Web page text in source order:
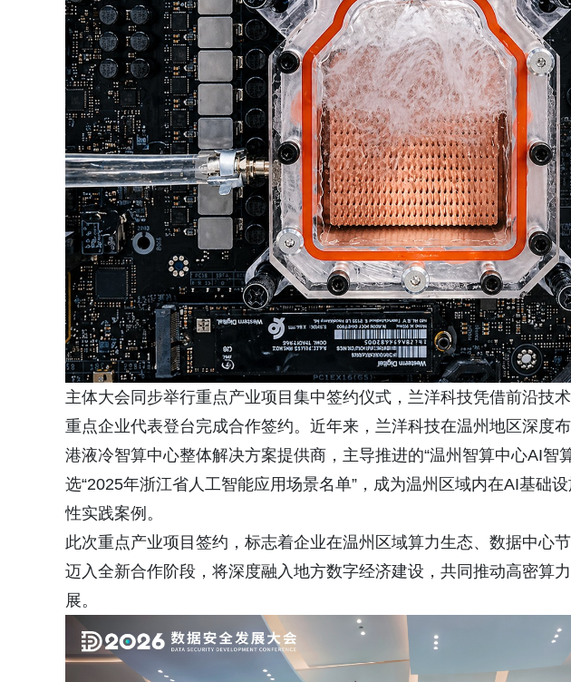
主体大会同步举行重点产业项目集中签约仪式，兰洋科技凭借前沿技
重点企业代表登台完成合作签约。近年来，兰洋科技在温州地区深度
港液冷智算中心整体解决方案提供商，主导推进的“温州智算中心AI智
选“2025年浙江省人工智能应用场景名单”，成为温州区域内在AI基础
性实践案例。
此次重点产业项目签约，标志着企业在温州区域算力生态、数据中心
迈入全新合作阶段，将深度融入地方数字经济建设，共同推动高密算
展。